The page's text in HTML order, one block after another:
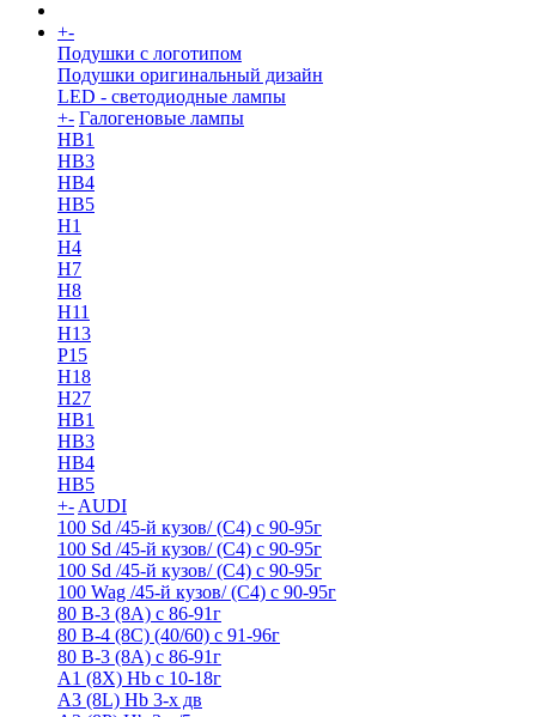
+-
Подушки с логотипом
Подушки оригинальный дизайн
LED - светодиодные лампы
+- Галогеновые лампы
HB1
HB3
HB4
HB5
H1
H4
H7
H8
H11
H13
Р15
H18
H27
HB1
HB3
HB4
HB5
+- AUDI
100 Sd /45-й кузов/ (С4) с 90-95г
100 Sd /45-й кузов/ (С4) с 90-95г
100 Sd /45-й кузов/ (С4) с 90-95г
100 Wag /45-й кузов/ (С4) с 90-95г
80 B-3 (8A) с 86-91г
80 B-4 (8С) (40/60) с 91-96г
80 В-3 (8А) с 86-91г
A1 (8X) Hb с 10-18г
A3 (8L) Hb 3-х дв